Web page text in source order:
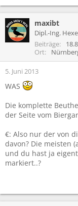
maxibt
Dipl.-Ing.
Beiträge
Ort
5. Juni 2013
WAS
Die komplette
der Seite vom
€: Also nur der von
davon? Die meisten
und du hast ja
markiert..?